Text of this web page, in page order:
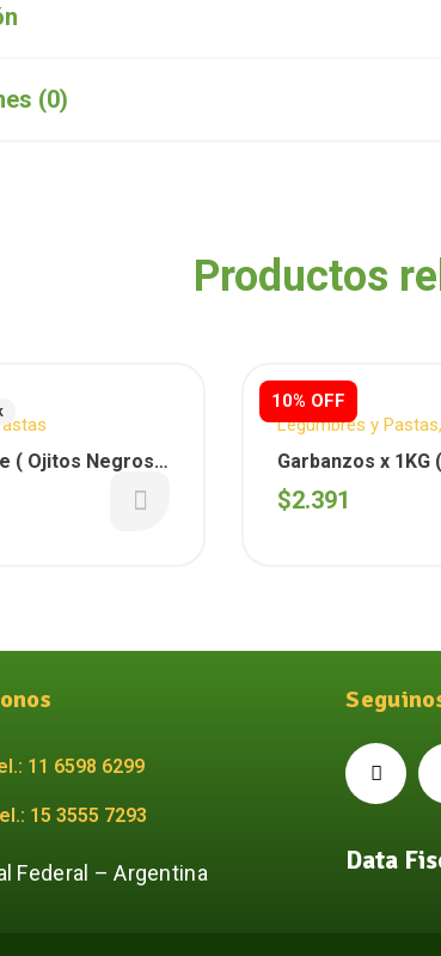
(0)
Productos
( Ojitos Negros )
10% OFF
Legumbres y Pastas,
Semanales , Para
$2.391
11 6598 6299
15 3555 7293
Federal – Argentina Data